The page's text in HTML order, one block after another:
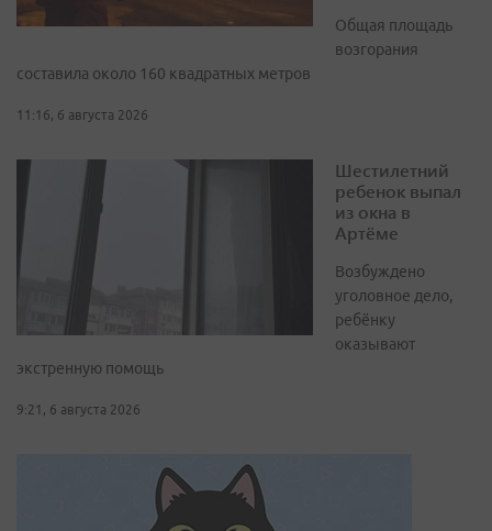
Общая площадь
возгорания
составила около 160 квадратных метров
11:16, 6 августа 2026
Шестилетний
ребенок выпал
из окна в
Артёме
Возбуждено
уголовное дело,
ребёнку
оказывают
экстренную помощь
9:21, 6 августа 2026